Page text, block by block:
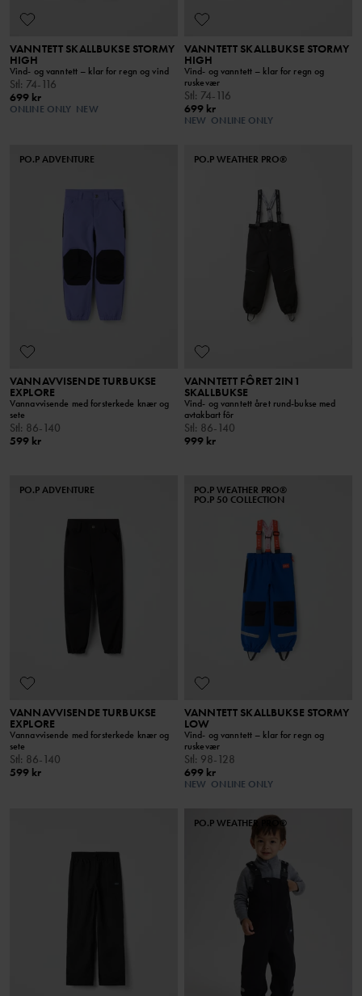
VANNTETT SKALLBUKSE STORMY
HIGH
Vind- og vanntett – klar for regn og vind
Stl: 74-116
699 kr
ONLINE ONLY NEW
VANNTETT SKALLBUKSE STORMY
HIGH
Vind- og vanntett – klar for regn og
ruskevær
Stl: 74-116
699 kr
NEW ONLINE ONLY
PO.P ADVENTURE
VANNAVVISENDE TURBUKSE
EXPLORE
Vannavvisende med forsterkede knær og
sete
Stl : 86-140
599 kr
PO.P WEATHER PRO®
VANNTETT FÔRET 2IN1
SKALLBUKSE
Vind- og vanntett året rund-bukse med
avtakbart fôr
Stl : 86-140
999 kr
PO.P ADVENTURE
VANNAVVISENDE TURBUKSE
EXPLORE
Vannavvisende med forsterkede knær og
sete
Stl: 86-140
599 kr
PO.P WEATHER PRO®
PO.P 50 COLLECTION
VANNTETT SKALLBUKSE STORMY
LOW
Vind- og vanntett – klar for regn og
ruskevær
Stl: 98-128
699 kr
NEW ONLINE ONLY
PO.P WEATHER PRO®